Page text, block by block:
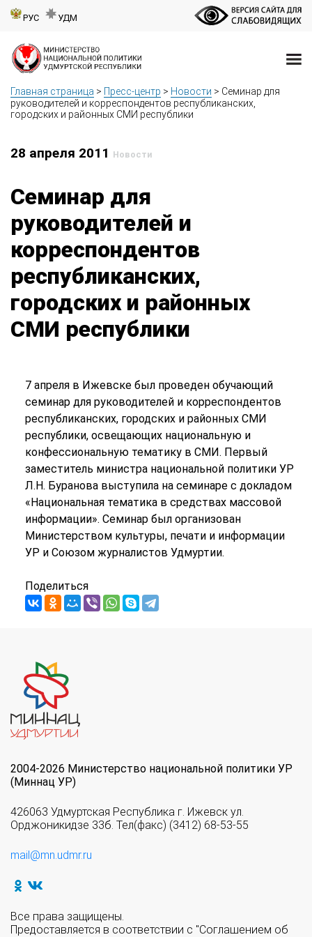
РУС УДМ
Главная страница > Пресс-центр > Новости > Семинар для
руководителей и корреспондентов республиканских,
городских и районных СМИ республики
28 апреля 2011 Новости
Семинар для
руководителей и
корреспондентов
республиканских,
городских и районных
СМИ республики
7 апреля в Ижевске был проведен обучающий
семинар для руководителей и корреспондентов
республиканских, городских и районных СМИ
республики, освещающих национальную и
конфессиональную тематику в СМИ. Первый
заместитель министра национальной политики УР
Л.Н. Буранова выступила на семинаре с докладом
«Национальная тематика в средствах массовой
информации». Семинар был организован
Министерством культуры, печати и информации
УР и Союзом журналистов Удмуртии.
Поделиться
2004-2026 Министерство национальной политики УР
(Миннац УР)
426063 Удмуртская Республика г. Ижевск ул.
Орджоникидзе 33б. Тел(факс) (3412) 68-53-55
mail@mn.udmr.ru
Все права защищены.
Предоставляется в соответствии с "Соглашением об